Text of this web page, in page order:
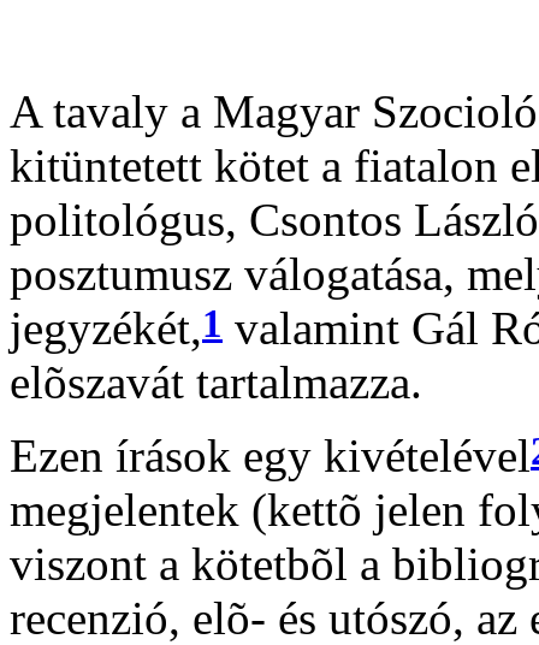
A tavaly a Magyar
kitüntetett kötet a fiatalon
politológus, Csontos
posztumusz válogatása,
jegyzékét,1 valamint Gál
elõszavát tartalmazza.
Ezen írások egy kivételével
megjelentek (kettõ jelen
viszont a kötetbõl a
recenzió, elõ- és utószó,